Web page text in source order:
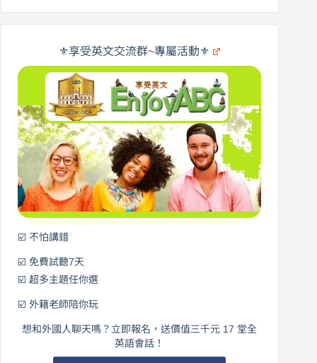
口
說
商
劍
｜
元
英
語！
⚜️享受英文交流群~專屬活動⚜️
☑️ 不怕講錯
☑️ 免費試聽7天
☑️ 超多主題任你選
☑️ 外籍老師陪你玩
想和外國人聊天嗎？立即報名，送價值三千元 17 堂全
英語會話！